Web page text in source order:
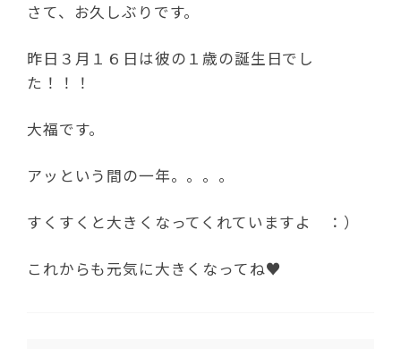
さて、お久しぶりです。
昨日３月１６日は彼の１歳の誕生日でし
た！！！
大福です。
アッという間の一年。。。。
すくすくと大きくなってくれていますよ ：）
これからも元気に大きくなってね♥